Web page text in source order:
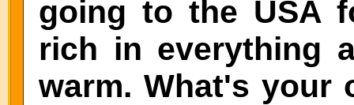
going to the USA
rich in everything
warm. What's your